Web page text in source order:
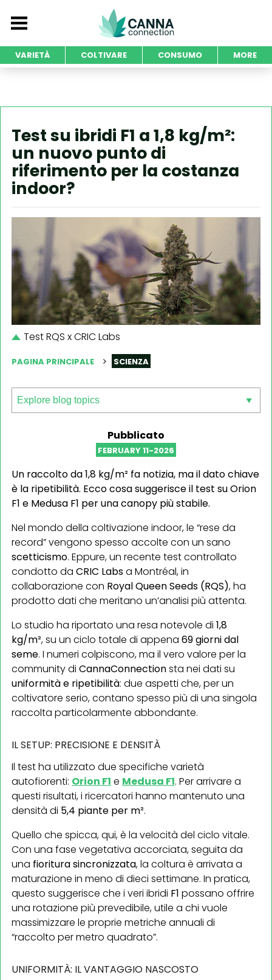
VARIETÀ COLTIVARE CONSUMO MORE
Test su ibridi F1 a 1,8 kg/m²:
un nuovo punto di
riferimento per la costanza
indoor?
Test RQS x CRIC Labs
PAGINA PRINCIPALE SCIENZA
Pubblicato
FEBRUARY 11-2026
Un raccolto da 1,8 kg/m² fa notizia, ma il dato chiave
è la ripetibilità. Ecco cosa suggerisce il test su Orion
F1 e Medusa F1 per una canopy più stabile.
Nel mondo della coltivazione indoor, le “rese da
record” vengono spesso accolte con un sano
scetticismo. Eppure, un recente test controllato
condotto da CRIC Labsa Montréal, in
collaborazione con Royal QueenSeeds (RQS), ha
prodotto dati che meritano un’analisi più attenta.
Lo studio ha riportato una resa notevole di 1,8
kg/m², su un ciclo totale di appena 69 giorni dal
seme. I numeri colpiscono, ma il vero valore per la
community di CannaConnectionsta nei dati su
uniformità e ripetibilità: due aspetti che, per un
coltivatore serio, contano spesso più di una singola
raccolta particolarmente abbondante.
IL SETUP: PRECISIONE E DENSITÀ
Il test ha utilizzato due specifiche varietà
autofiorenti: Orion F1 e Medusa F1. Per arrivare a
questi risultati, i ricercatori hanno mantenuto una
densità di 5,4 piante per m².
Quello che spicca, qui, è la velocità del ciclo vitale.
Con una fase vegetativa accorciata, seguita da
una fioritura sincronizzata, la coltura è arrivata a
maturazione in meno di dieci settimane. In pratica,
questo suggerisce che i veri ibridi F1 possano offrire
una rotazione più prevedibile, utile a chi vuole
massimizzare le proprie metriche annuali di
“raccolto per metro quadrato”.
UNIFORMITÀ: IL VANTAGGIO NASCOSTO